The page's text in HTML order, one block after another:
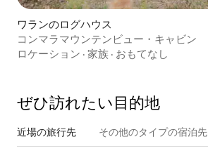
ワランのログハウス
コンマラマウンテンビュー・キャビン
ロケーション · 家族 · おもてなし
ぜひ訪⁠れ⁠た⁠い目⁠的⁠地
近場の旅行先 その他のタ⁠イ⁠プ⁠の宿⁠泊⁠先